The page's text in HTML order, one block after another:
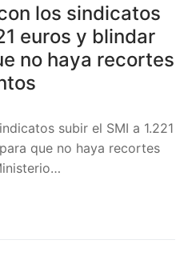
los sindicatos
euros y blindar
no haya recortes
subir el SMI a 1.221
que no haya recortes